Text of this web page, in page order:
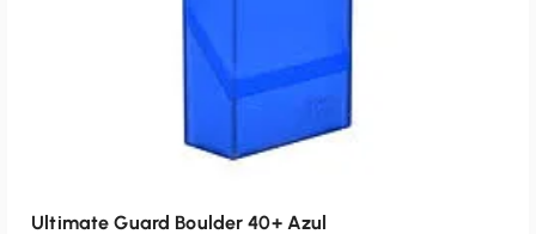
Ultimate Guard Boulder 40+ Azul